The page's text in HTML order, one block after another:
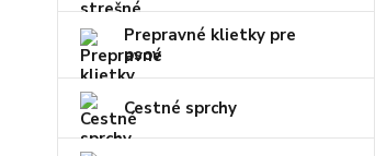
Prepravné klietky pre
psov
Cestné sprchy